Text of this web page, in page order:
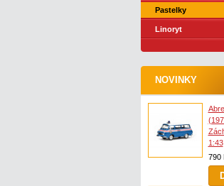
Pastelky
Linoryt
NOVINKY
1:43
790